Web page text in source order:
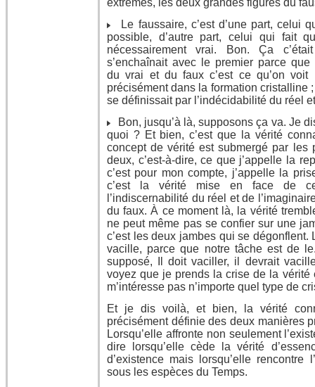
extrêmes, les deux grandes figures du
Le faussaire, c’est d’une part, celui
possible, d’autre part, celui qui fait
nécessairement vrai. Bon. Ça
s’enchaînait avec le premier parce que
du vrai et du faux c’est ce qu’on voit
précisément dans la formation cristalline
se définissait par l’indécidabilité du réel
Bon, jusqu’à là, supposons ça va. Je
quoi ? Et bien, c’est que la vérité
concept de vérité est submergé par les
deux, c’est-à-dire, ce que j’appelle la
c’est pour mon compte, j’appelle la
c’est la vérité mise en face de
l’indiscernabilité du réel et de
du faux. À ce moment là, la vérité
ne peut même pas se confier sur une
c’est les deux jambes qui se dégonflent.
vacille, parce que notre tâche est de
supposé, Il doit vaciller, il devrait
voyez que je prends la crise de la vérité
m’intéresse pas n’importe quel type de
Et je dis voilà, et bien, la vérité
précisément définie des deux manières
Lorsqu’elle affronte non seulement
dire lorsqu’elle cède la vérité
d’existence mais lorsqu’elle rencontre
sous les espèces du Temps.